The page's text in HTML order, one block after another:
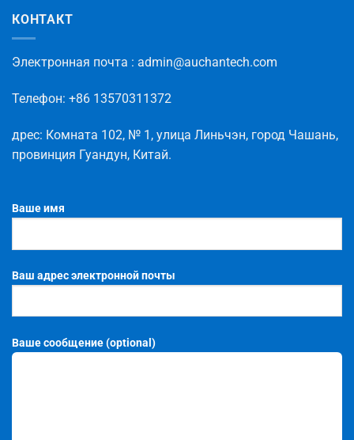
КОНТАКТ
Электронная почта : admin@auchantech.com
Телефон: +86 13570311372
дрес: Комната 102, № 1 , улица Линьчэн, город Чашань,
провинция Гуандун, Китай.
Ваше имя
Ваш адрес электронной почты
Ваше сообщение (optional)